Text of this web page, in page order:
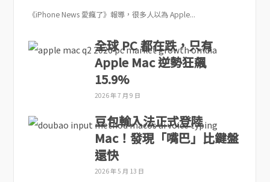
《iPhone News 愛瘋了》報導，很多人以為 Apple...
全球 PC 都在跌，只有
Apple Mac 逆勢狂飆
15.9%
2026 年 7 月 9 日
豆包輸入法正式登陸
Mac！發現「嘴巴」比鍵盤
還快
2026 年 5 月 13 日